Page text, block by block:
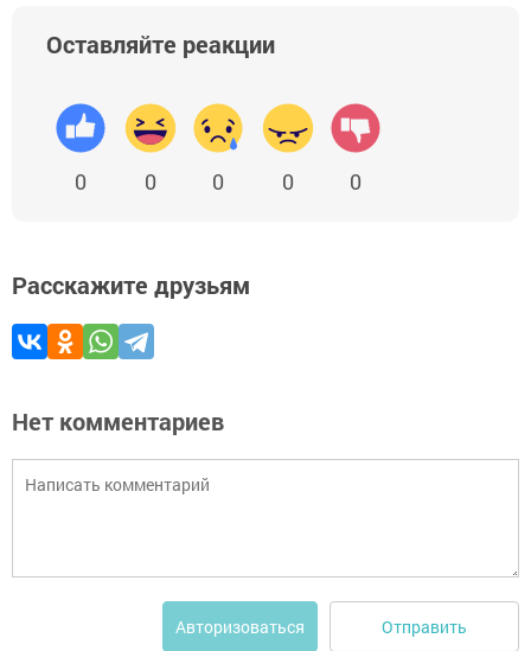
Оставляйте реакции
0 0 0 0 0
Расскажите друзьям
Нет комментариев
Авторизоваться Отправить